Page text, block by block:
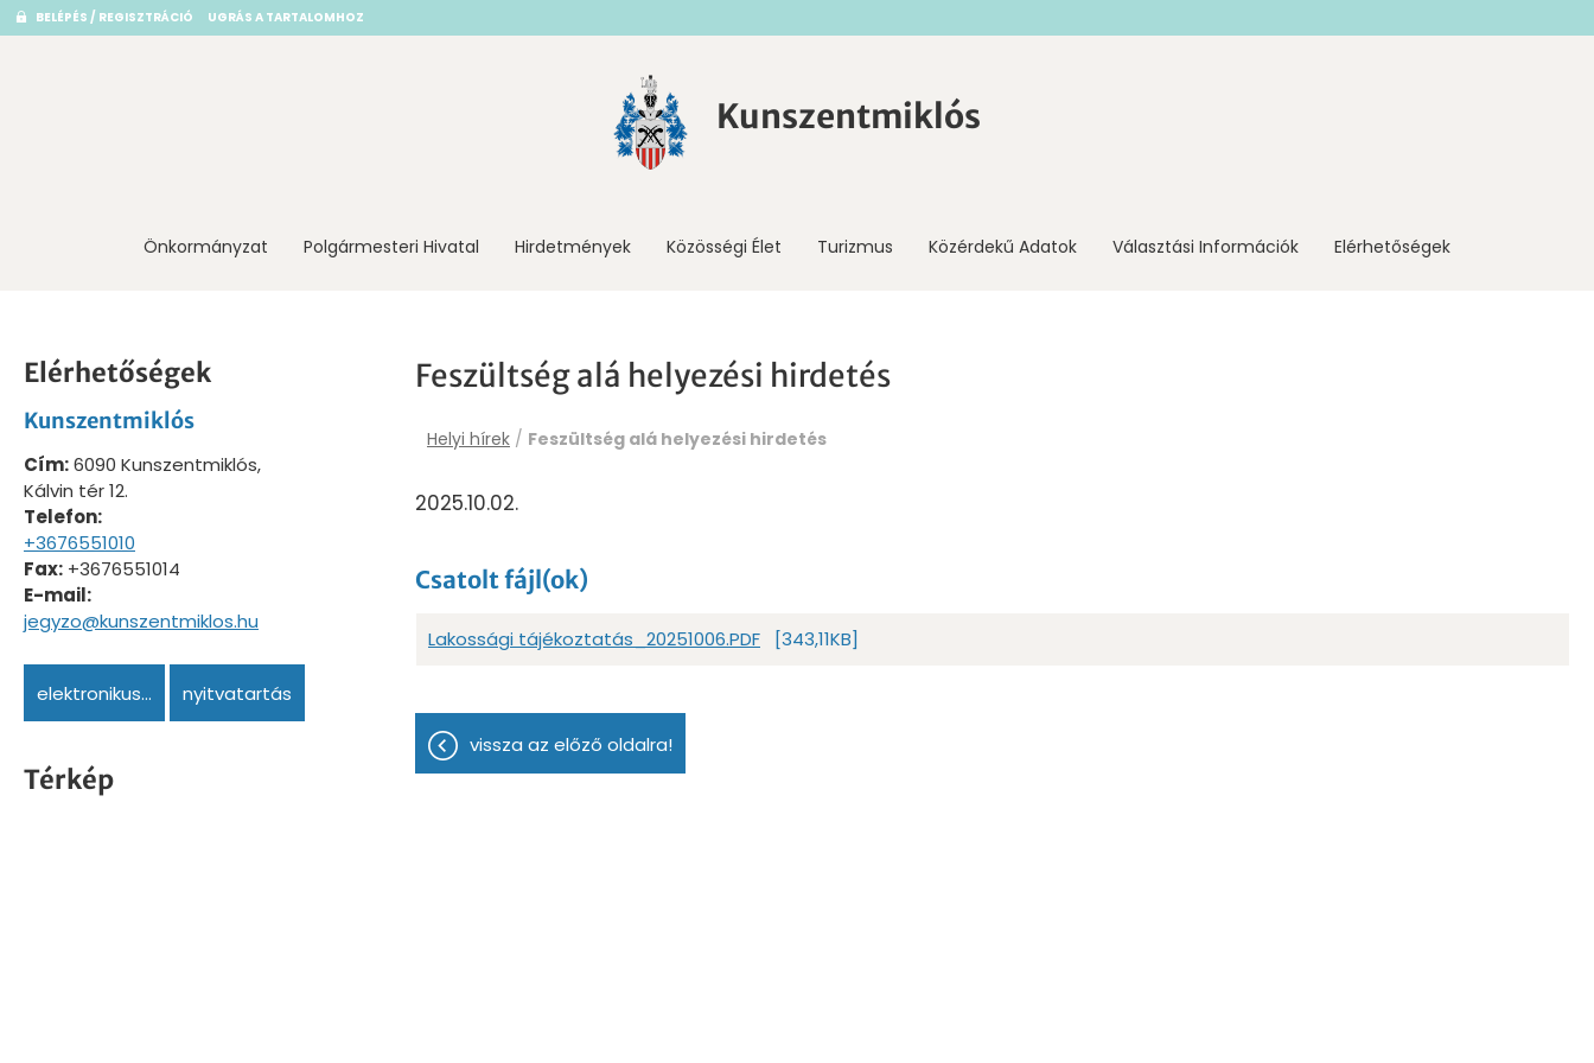
BELÉPÉS / REGISZTRÁCIÓ UGRÁS A TARTALOMHOZ
Kunszentmiklós
Önkormányzat Polgármesteri Hivatal Hirdetmények Közösségi Élet Turizmus Közérdekű Adatok Választási Információk Elérhetőségek
Elérhetőségek
Kunszentmiklós
Cím:6090 Kunszentmiklós,
Kálvin tér 12.
Telefon:
+3676551010
Fax: +3676551014
E-mail:
jegyzo@kunszentmiklos.hu
elektronikus... nyitvatartás
Térkép
Feszültség alá helyezési hirdetés
Helyi hírek / Feszültség alá helyezési hirdetés
2025.10.02.
Csatolt fájl(ok)
Lakossági tájékoztatás_20251006.PDF [343,11KB]
vissza az előző oldalra!